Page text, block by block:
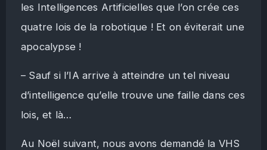
les Intelligences Artificielles que l’on crée ces
quatre lois de la robotique ! Et on éviterait une
apocalypse !
– Sauf si l’IA arrive à atteindre un tel niveau
d’intelligence qu’elle trouve une faille dans ces
lois, et là…
Au Noël suivant, nous avons demandé la VHS